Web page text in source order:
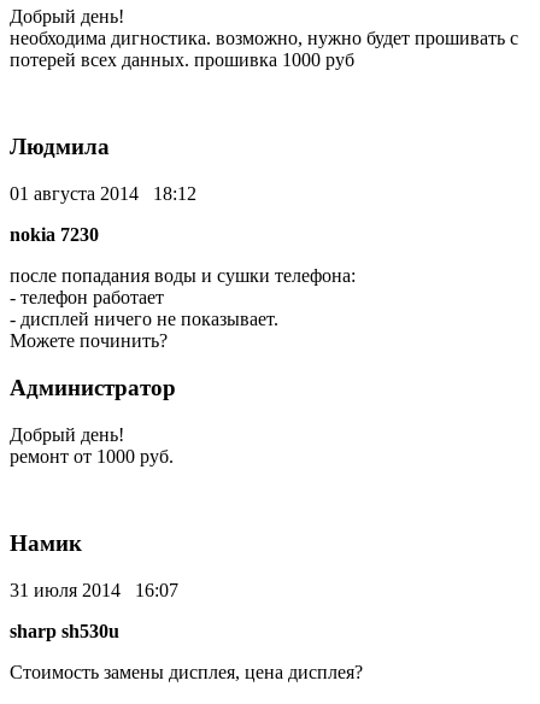
Добрый день!
необходима дигностика. возможно, нужно будет прошивать с
потерей всех данных. прошивка 1000 руб
Людмила
01 августа 2014 18:12
nokia 7230
после попадания воды и сушки телефона:
- телефон работает
- дисплей ничего не показывает.
Можете починить?
Администратор
Добрый день!
ремонт от 1000 руб.
Намик
31 июля 2014 16:07
sharp sh530u
Стоимость замены дисплея, цена дисплея?